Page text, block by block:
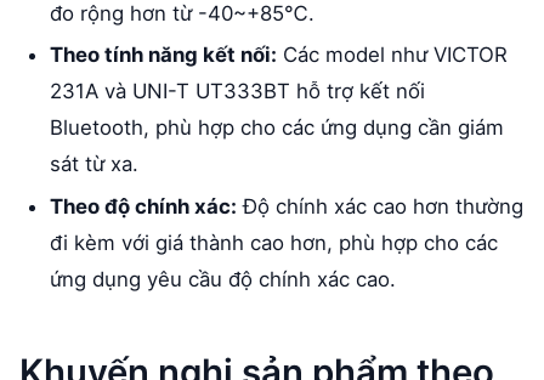
đo rộng hơn từ -40~+85℃.
Theo tính năng kết nối: Các model như VICTOR
231A và UNI-T UT333BT hỗ trợ kết nối
Bluetooth, phù hợp cho các ứng dụng cần giám
sát từ xa.
Theo độ chính xác: Độ chính xác cao hơn thường
đi kèm với giá thành cao hơn, phù hợp cho các
ứng dụng yêu cầu độ chính xác cao.